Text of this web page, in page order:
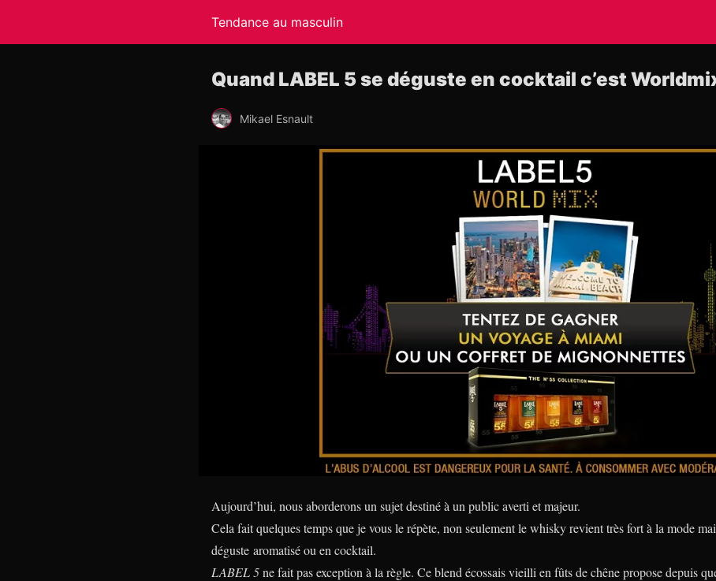
Tendance au masculin
Quand LABEL 5 se déguste en cocktail c’est
Mikael Esnault
Aujourd’hui, nous aborderons un sujet destiné à un public averti et majeur.
Cela fait quelques temps que je vous le répète, non seulement le whisky revient très fort à la mode
déguste aromatisé ou en cocktail.
LABEL 5ne fait pas exception à la règle. Ce blend écossais vieilli en fûts de chêne propose depuis